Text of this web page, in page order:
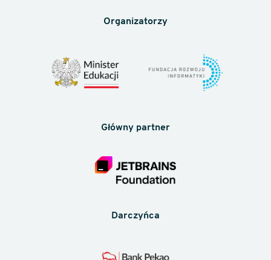
Organizatorzy
Główny partner
Darczyńca